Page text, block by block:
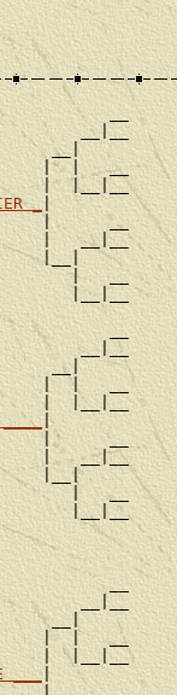
__
__|__
__|
|  |   __
|  |__|__
_ |
|      __
|   __|__
|__|
|   __
|__|__
__
__|__
__|
|  |   __
|  |__|__
|
|      __
|   __|__
|__|
|   __
|__|__
__
__|__
__|
|  |   __
|  |__|__
___ |